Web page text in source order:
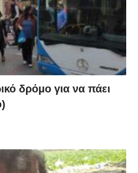
δρόμο για να πάει